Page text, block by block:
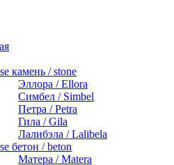
камень / stone
Эллора / Ellora
Симбел / Simbel
Петра / Petra
Гила / Gila
Лалибэла / Lalibela
бетон / beton
Матера / Matera